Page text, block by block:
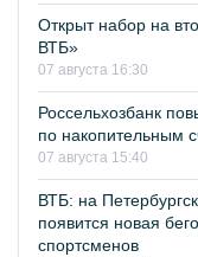
Открыт набор на
ВТБ»
07 августа 16:30
Россельхозбанк
по накопительным
07 августа 15:40
ВТБ: на
появится новая
спортсменов